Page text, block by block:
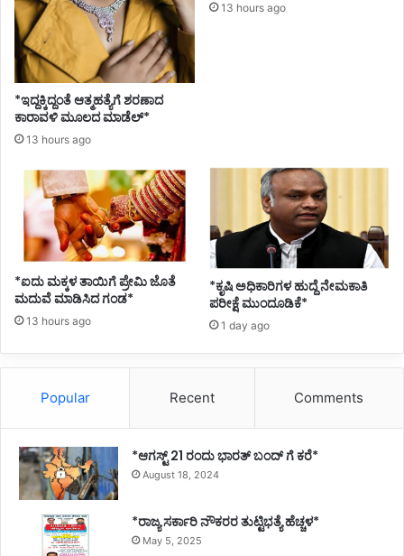
*ಇದ್ದಕ್ಕಿದ್ದಂತೆ ಆತ್ಮಹತ್ಯೆಗೆ ಶರಣಾದ
ಕಾರಾವಳಿ ಮೂಲದ ಮಾಡೆಲ್*
13 hours ago
13 hours ago
*ಐದು ಮಕ್ಕಳ ತಾಯಿಗೆ ಪ್ರೇಮಿ ಜೊತೆ
ಮದುವೆ ಮಾಡಿಸಿದ ಗಂಡ*
13 hours ago
*ಕೃಷಿ ಅಧಿಕಾರಿಗಳ ಹುದ್ದೆ ನೇಮಕಾತಿ
ಪರೀಕ್ಷೆ ಮುಂದೂಡಿಕೆ*
1 day ago
Popular Recent Comments
*ಆಗಸ್ಟ್ 21 ರಂದು ಭಾರತ್‌ ಬಂದ್‌ ಗೆ ಕರೆ*
August 18, 2024
*ರಾಜ್ಯ ಸರ್ಕಾರಿ ನೌಕರರ ತುಟ್ಟಿಭತ್ಯೆ ಹೆಚ್ಚಳ*
May 5, 2025